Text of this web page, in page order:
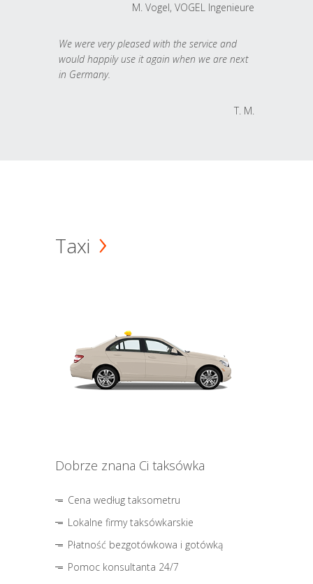
M. Vogel, VOGEL Ingenieure
We were very pleased with the service and
would happily use it again when we are next
in Germany.
T. M.
Taxi
Dobrze znana Ci taksówka
Cena według taksometru
Lokalne firmy taksówkarskie
Płatność bezgotówkowa i gotówką
Pomoc konsultanta 24/7